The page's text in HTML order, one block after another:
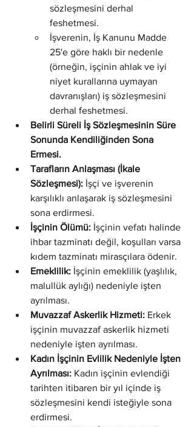
sözleşmesini derhal
feshetmesi.
İşverenin, İş Kanunu Madde
25'e göre haklı bir nedenle
(örneğin, işçinin ahlak ve iyi
niyet kurallarına uymayan
davranışları) iş sözleşmesini
derhal feshetmesi.
Belirli Süreli İş Sözleşmesinin Süre
Sonunda Kendiliğinden Sona
Ermesi.
Tarafların Anlaşması (İkale
Sözleşmesi): İşçi ve işverenin
karşılıklı anlaşarak iş sözleşmesini
sona erdirmesi.
İşçinin Ölümü: İşçinin vefatı halinde
ihbar tazminatı değil, koşulları varsa
kıdem tazminatı mirasçılara ödenir.
Emeklilik: İşçinin emeklilik (yaşlılık,
malullük aylığı) nedeniyle işten
ayrılması.
Muvazzaf Askerlik Hizmeti: Erkek
işçinin muvazzaf askerlik hizmeti
nedeniyle işten ayrılması.
Kadın İşçinin Evlilik Nedeniyle İşten
Ayrılması: Kadın işçinin evlendiği
tarihten itibaren bir yıl içinde iş
sözleşmesini kendi isteğiyle sona
erdirmesi.